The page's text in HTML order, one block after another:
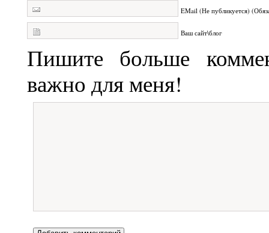
EMail (Не публикуется)
Ваш сайт\блог
Пишите больше
важно для меня!